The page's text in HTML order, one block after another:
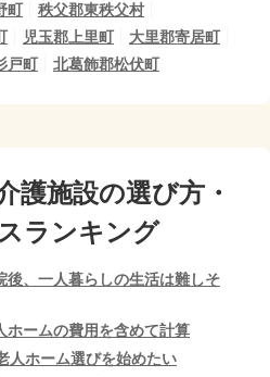
町
秩父郡東秩父村
児玉郡上里町
大里郡寄居町
戸町 北葛飾郡松伏町
護施設の選び方・
ランキング
後、一人暮らしの生活は難しそ
ホームの費用を含めて計算
人ホーム選びを始めたい